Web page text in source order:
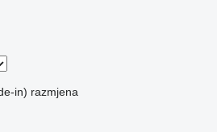
in) razmjena